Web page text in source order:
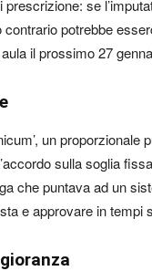
se
potrebbe
il prossimo 27
un
sulla soglia
che puntava ad un
e approvare in tempi